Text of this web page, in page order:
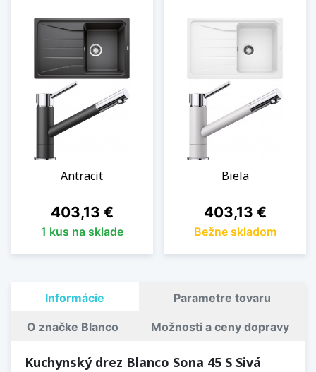
Antracit
Cena
403,13 €
1 kus na sklade
Biela
Cena
403,13 €
Bežne skladom
Informácie Parametre tovaru
O značke Blanco Možnosti a ceny dopravy
Kuchynský drez Blanco Sona 45 S Sivá